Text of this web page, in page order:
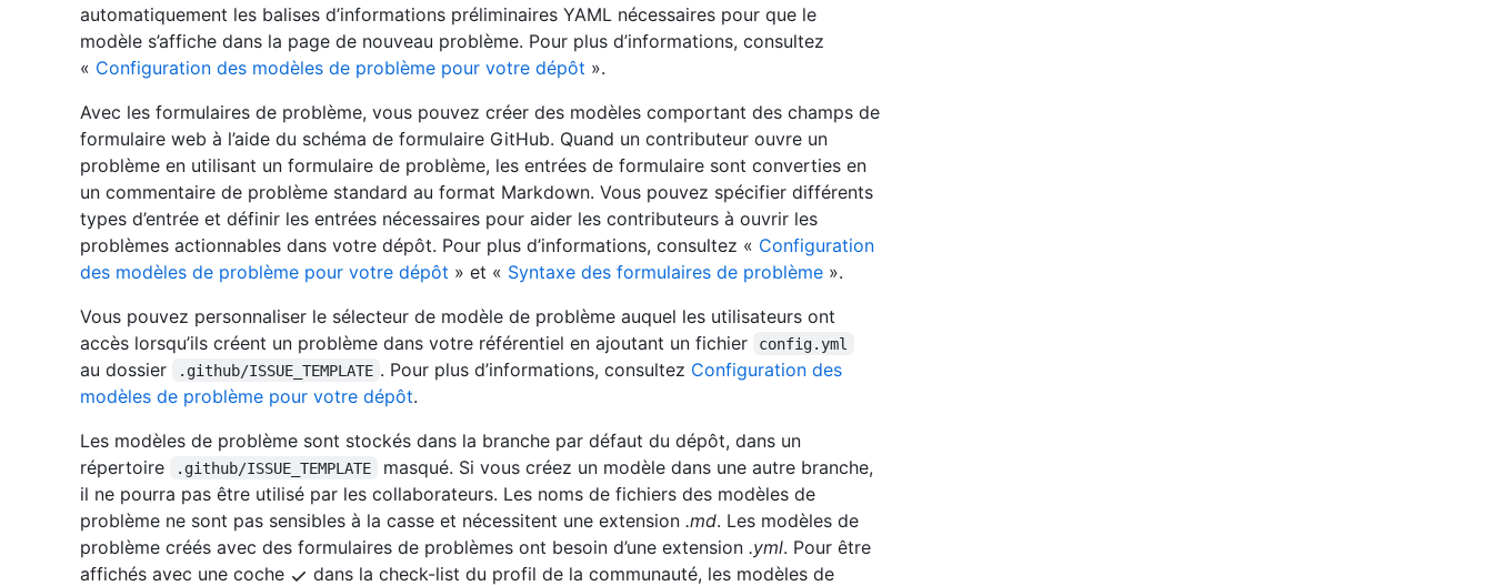
automatiquement les balises d’informations préliminaires YAML nécessaires pour que le
modèle s’affiche dans la page de nouveau problème. Pour plus d’informations, consultez
« Configuration des modèles de problème pour votre dépôt ».
Avec les formulaires de problème, vous pouvez créer des modèles comportant des champs de
formulaire web à l’aide du schéma de formulaire GitHub. Quand un contributeur ouvre un
problème en utilisant un formulaire de problème, les entrées de formulaire sont converties en
un commentaire de problème standard au format Markdown. Vous pouvez spécifier différents
types d’entrée et définir les entrées nécessaires pour aider les contributeurs à ouvrir les
problèmes actionnables dans votre dépôt. Pour plus d’informations, consultez « Configuration
des modèles de problème pour votre dépôt » et « Syntaxe des formulaires de problème ».
Vous pouvez personnaliser le sélecteur de modèle de problème auquel les utilisateurs ont
accès lorsqu’ils créent un problème dans votre référentiel en ajoutant un fichier
config.yml
au dossier .github/ISSUE_TEMPLATE . Pour plus d’informations, consultez Configuration des
modèles de problème pour votre dépôt.
Les modèles de problème sont stockés dans la branche par défaut du dépôt, dans un
répertoire
.github/ISSUE_TEMPLATE
masqué. Si vous créez un modèle dans une autre branche,
il ne pourra pas être utilisé par les collaborateurs. Les noms de fichiers des modèles de
problème ne sont pas sensibles à la casse et nécessitent une extension .md. Les modèles de
problème créés avec des formulaires de problèmes ont besoin d’une extension .yml. Pour être
affichés avec une coche
dans la check-list du profil de la communauté, les modèles de